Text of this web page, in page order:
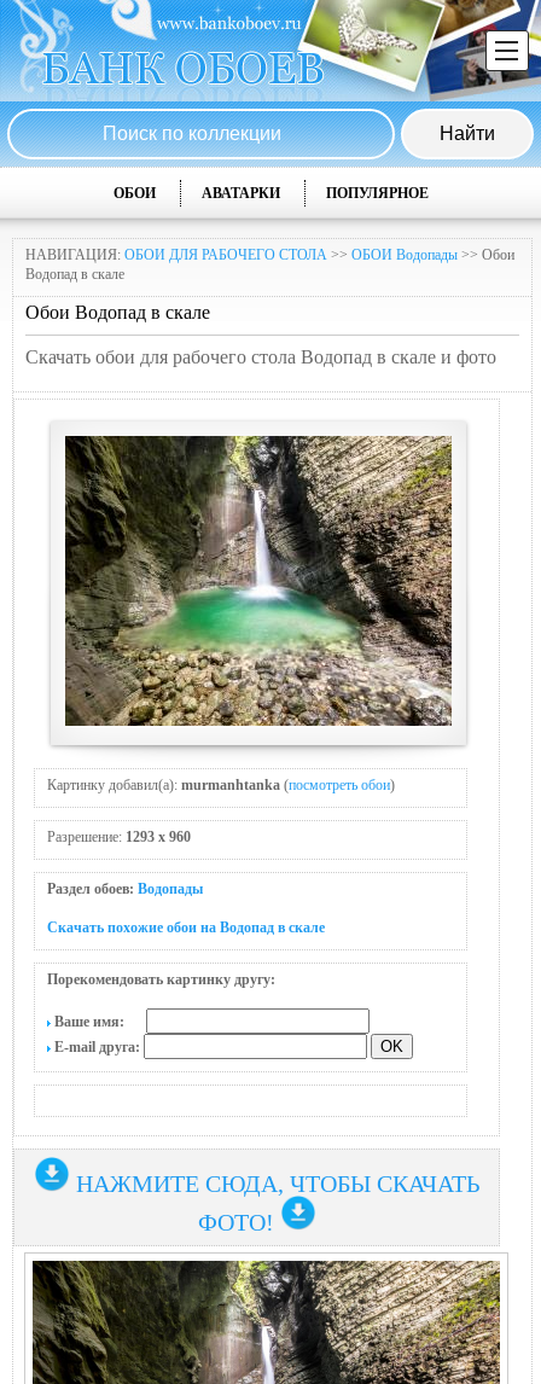
ОБОИ АВАТАРКИ ПОПУЛЯРНОЕ
НАВИГАЦИЯ: ОБОИ ДЛЯ РАБОЧЕГО СТОЛА >> ОБОИ Водопады >> Обои
Водопад в скале
Обои Водопад в скале
Скачать обои для рабочего стола Водопад в скале и фото
Картинку добавил(а): murmanhtanka (посмотреть обои)
Разрешение: 1293 x 960
Раздел обоев: Водопады
Скачать похожие обои на Водопад в скале
Порекомендовать картинку другу:
Ваше имя:
E-mail друга:
НАЖМИТЕ СЮДА, ЧТОБЫ СКАЧАТЬ
ФОТО!